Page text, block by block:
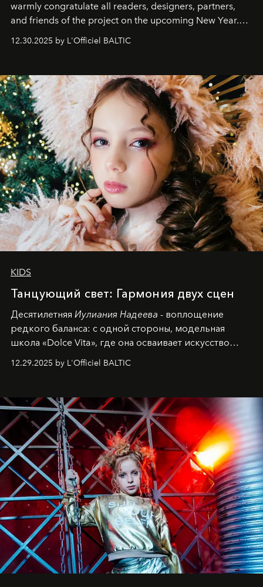
warmly congratulate all readers, designers, partners,
and friends of the project on the upcoming New Year.
May 2026 bring growth, inspiration, bold ideas, and new
achievements.
12.30.2025 by L'Officiel BALTIC
KIDS
Танцующий свет: Гармония двух сцен
Десятилетняя Иулиания Надеева - воплощение
редкого баланса: с одной стороны, модельная
школа «Dolce Vita», где она осваивает искусство
позы и образа, с другой - подготовительная
балетная студия при хореографическом училище,
танцевального пути за плечами.
12.29.2025 by L'Officiel BALTIC